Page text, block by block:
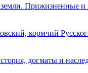
Прижизненные и
кормчий
догматы и